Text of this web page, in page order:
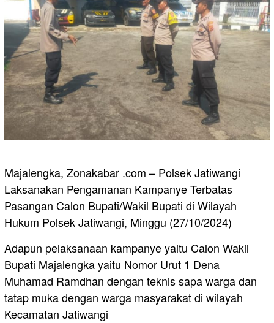
Majalengka, Zonakabar .com – Polsek Jatiwangi
Laksanakan Pengamanan Kampanye Terbatas
Pasangan Calon Bupati/Wakil Bupati di Wilayah
Hukum Polsek Jatiwangi, Minggu (27/10/2024)
Adapun pelaksanaan kampanye yaitu Calon Wakil
Bupati Majalengka yaitu Nomor Urut 1 Dena
Muhamad Ramdhan dengan teknis sapa warga dan
tatap muka dengan warga masyarakat di wilayah
Kecamatan Jatiwangi